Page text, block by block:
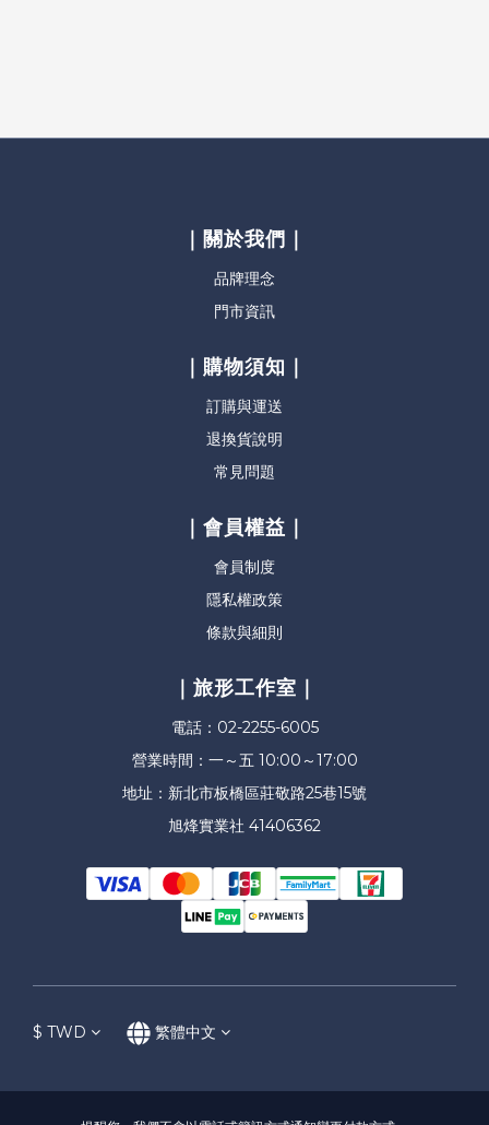
｜關於我們｜
品牌理念
門市資訊
｜購物須知｜
訂購與運送
退換貨說明
常見問題
｜會員權益｜
會員制度
隱私權政策
條款與細則
｜旅形工作室｜
電話：02-2255-6005
營業時間：一～五 10:00～17:00
地址：新北市板橋區莊敬路25巷15號
旭烽實業社 41406362
$ TWD 繁體中文